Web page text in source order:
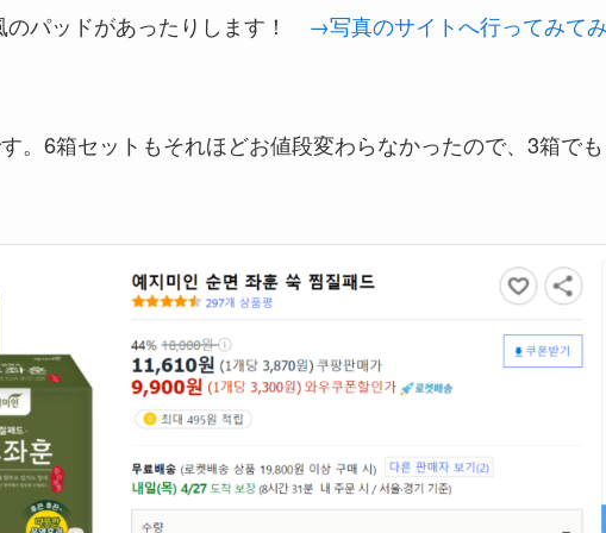
のパッドがあったりします！ →写真のサイトへ行ってみて
。6箱セットもそれほどお値段変わらなかったので、3箱でも